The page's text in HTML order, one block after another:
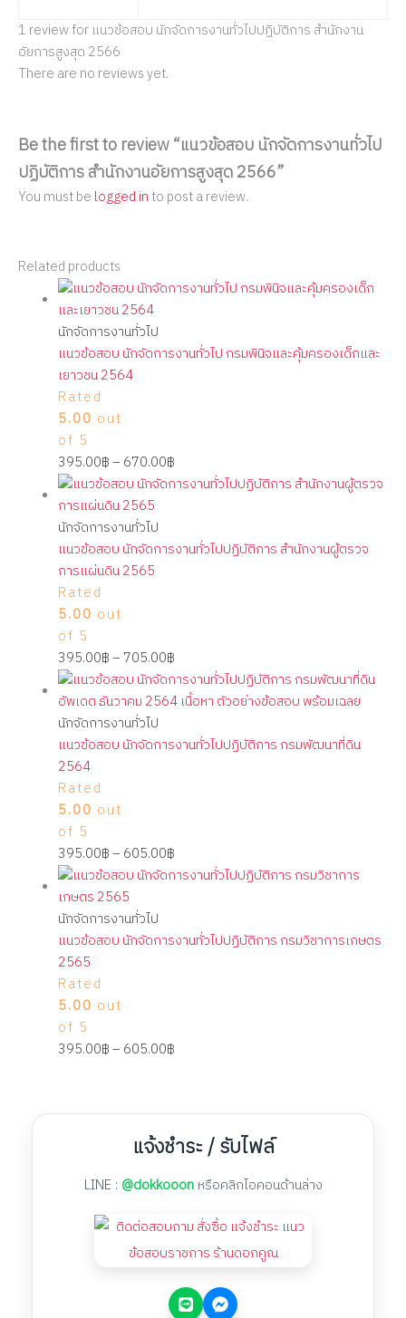
1 review for แนวข้อสอบ นักจัดการงานทั่วไปปฏิบัติการ สำนักงาน
อัยการสูงสุด 2566
There are no reviews yet.
Be the first to review “แนวข้อสอบ นักจัดการงานทั่วไป
ปฏิบัติการ สำนักงานอัยการสูงสุด 2566”
You must be logged in to post a review.
Related products
นักจัดการงานทั่วไป
แนวข้อสอบ นักจัดการงานทั่วไป กรมพินิจและคุ้มครองเด็กและ
เยาวชน 2564
Rated
5.00 out
of 5
395.00฿– 670.00฿
นักจัดการงานทั่วไป
แนวข้อสอบ นักจัดการงานทั่วไปปฏิบัติการ สำนักงานผู้ตรวจ
การแผ่นดิน 2565
Rated
5.00 out
of 5
395.00฿– 705.00฿
นักจัดการงานทั่วไป
แนวข้อสอบ นักจัดการงานทั่วไปปฏิบัติการ กรมพัฒนาที่ดิน
2564
Rated
5.00 out
of 5
395.00฿– 605.00฿
นักจัดการงานทั่วไป
แนวข้อสอบ นักจัดการงานทั่วไปปฏิบัติการ กรมวิชาการเกษตร
2565
Rated
5.00 out
of 5
395.00฿– 605.00฿
แจ้งชำระ / รับไฟล์
LINE : @dokkooon หรือคลิกไอคอนด้านล่าง